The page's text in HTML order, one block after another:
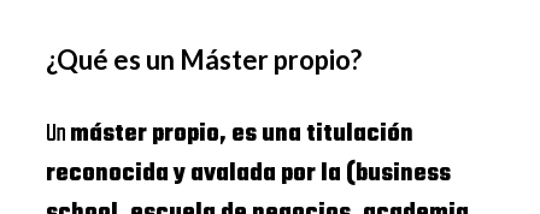
¿Qué es un Máster propio?
Unmáster propio, es una titulación
reconocida y avalada por la (business